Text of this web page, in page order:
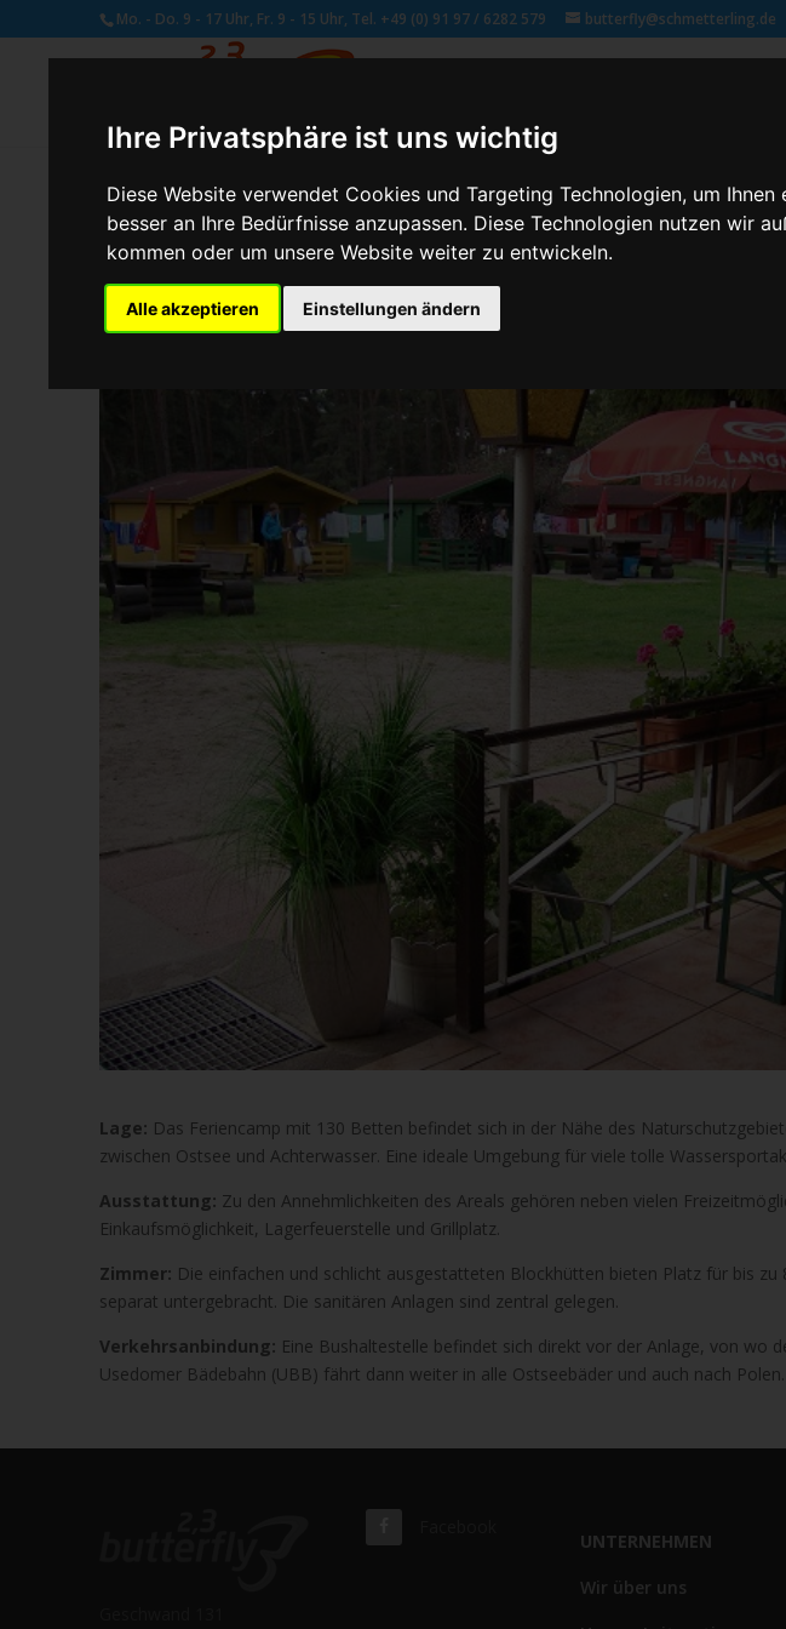
Ihre Privatsphäre ist uns wichtig
Diese Website verwendet Cookies und Targeting Technologien, um
besser an Ihre Bedürfnisse anzupassen. Diese Technologien nutzen wir
kommen oder um unsere Website weiter zu entwickeln.
Alle akzeptieren Einstellungen ändern
Mo. - Do. 9 - 17 Uhr, Fr. 9 - 15 Uhr, Tel. +49 (0) 91 97 / 6282 579 butterfly@schmetterling.de
von Susan Naumann Okt. 9, 2017
Lage: Das Feriencamp mit 130 Betten befindet sich in der Nähe des
zwischen Ostsee und Achterwasser. Eine ideale Umgebung für viele tolle
Ausstattung: Zu den Annehmlichkeiten des Areals gehören neben vielen
Einkaufsmöglichkeit, Lagerfeuerstelle und Grillplatz.
Zimmer: Die einfachen und schlicht ausgestatteten Blockhütten bieten Platz für bis
separat untergebracht. Die sanitären Anlagen sind zentral gelegen.
Verkehrsanbindung: Eine Bushaltestelle befindet sich direkt vor der Anlage, von wo
Usedomer Bädebahn (UBB) fährt dann weiter in alle Ostseebäder und auch nach Polen.
UNTERNEHMEN
Wir über uns